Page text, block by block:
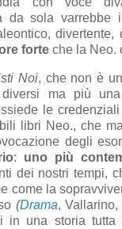
da sola varrebbe
divertente,
forte che la Neo.
Noi, che non è
ma più una
le
libri Neo., che
degli
: uno più
dei nostri tempi,
come la
(Drama,
in una storia tutta